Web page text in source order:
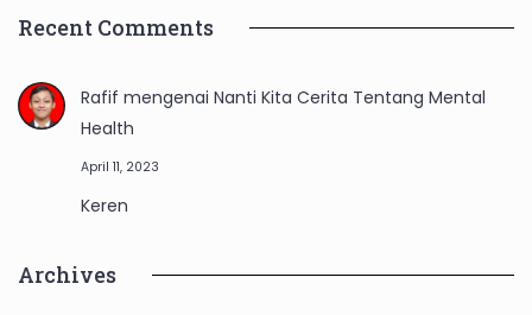
Recent Comments
Rafif mengenai Nanti Kita Cerita Tentang Mental
Health
April 11, 2023
Keren
Archives